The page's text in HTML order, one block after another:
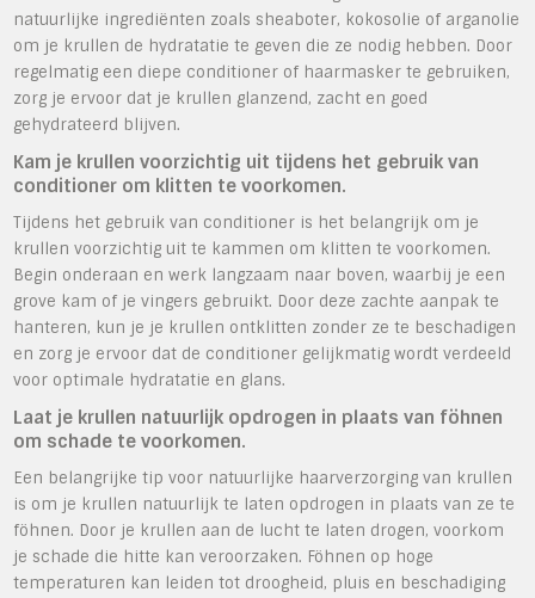
natuurlijke ingrediënten zoals sheaboter, kokosolie of arganolie
om je krullen de hydratatie te geven die ze nodig hebben. Door
regelmatig een diepe conditioner of haarmasker te gebruiken,
zorg je ervoor dat je krullen glanzend, zacht en goed
gehydrateerd blijven.
Kam je krullen voorzichtig uit tijdens het gebruik van
conditioner om klitten te voorkomen.
Tijdens het gebruik van conditioner is het belangrijk om je
krullen voorzichtig uit te kammen om klitten te voorkomen.
Begin onderaan en werk langzaam naar boven, waarbij je een
grove kam of je vingers gebruikt. Door deze zachte aanpak te
hanteren, kun je je krullen ontklitten zonder ze te beschadigen
en zorg je ervoor dat de conditioner gelijkmatig wordt verdeeld
voor optimale hydratatie en glans.
Laat je krullen natuurlijk opdrogen in plaats van föhnen
om schade te voorkomen.
Een belangrijke tip voor natuurlijke haarverzorging van krullen
is om je krullen natuurlijk te laten opdrogen in plaats van ze te
föhnen. Door je krullen aan de lucht te laten drogen, voorkom
je schade die hitte kan veroorzaken. Föhnen op hoge
temperaturen kan leiden tot droogheid, pluis en beschadiging